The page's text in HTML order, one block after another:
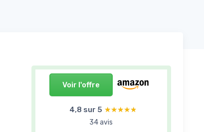
Voir l'offre
4,8 sur 5 ★★★★★
★★★★★
34 avis